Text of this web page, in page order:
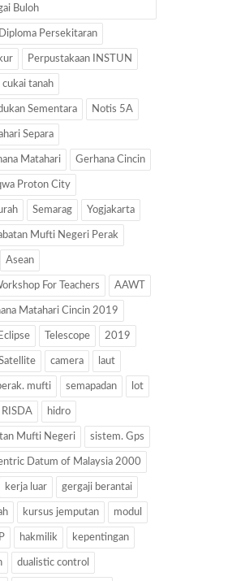
Buloh
Diploma Persekitaran
Perpustakaan INSTUN
cukai tanah
Sementara Notis 5A
Separa
Matahari Gerhana Cincin
Proton City
Semarag Yogjakarta
Mufti Negeri Perak
Asean
For Teachers AAWT
Matahari Cincin 2019
Telescope 2019
camera laut
mufti semapadan lot
RISDA hidro
Mufti Negeri sistem. Gps
Datum of Malaysia 2000
kerja luar gergaji berantai
kursus jemputan modul
hakmilik kepentingan
dualistic control